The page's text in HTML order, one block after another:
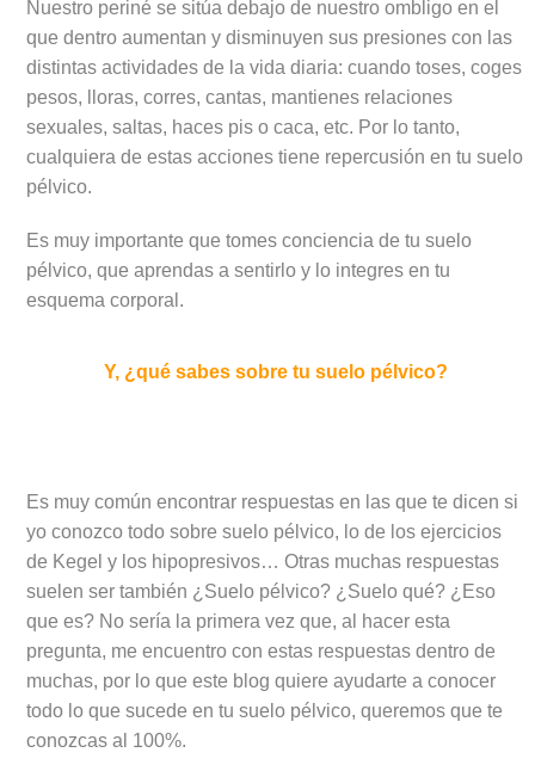
Nuestro periné se sitúa debajo de nuestro ombligo en el
que dentro aumentan y disminuyen sus presiones con las
distintas actividades de la vida diaria: cuando toses, coges
pesos, lloras, corres, cantas, mantienes relaciones
sexuales, saltas, haces pis o caca, etc. Por lo tanto,
cualquiera de estas acciones tiene repercusión en tu suelo
pélvico.
Es muy importante que tomes conciencia de tu suelo
pélvico, que aprendas a sentirlo y lo integres en tu
esquema corporal.
Y, ¿qué sabes sobre tu suelo pélvico?
Es muy común encontrar respuestas en las que te dicen si
yo conozco todo sobre suelo pélvico, lo de los ejercicios
de Kegel y los hipopresivos… Otras muchas respuestas
suelen ser también ¿Suelo pélvico? ¿Suelo qué? ¿Eso
que es? No sería la primera vez que, al hacer esta
pregunta, me encuentro con estas respuestas dentro de
muchas, por lo que este blog quiere ayudarte a conocer
todo lo que sucede en tu suelo pélvico, queremos que te
conozcas al 100%.